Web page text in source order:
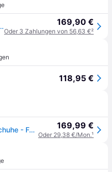
W VOMERO PLUS 169,90 €
Oder 3 Zahlungen von 56,63 €²
118,95 €
Nike Vomero Plus Herren Laufschuhe - FA26 169,99 €
Oder 29,38 €/Mon.¹